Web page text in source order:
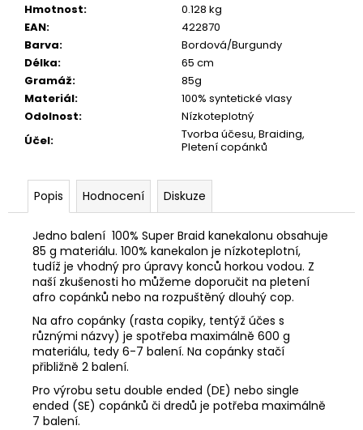
Hmotnost:
0.128 kg
EAN:
422870
Barva:
Bordová/Burgundy
Délka:
65 cm
Gramáž:
85g
Materiál:
100% syntetické vlasy
Odolnost:
Nízkoteplotný
Účel:
Tvorba účesu, Braiding,
Pletení copánků
Popis Hodnocení Diskuze
Jedno balení 100% Super Braid kanekalonu obsahuje
85 g materiálu. 100% kanekalon je nízkoteplotní,
tudíž je vhodný pro úpravy konců horkou vodou. Z
naší zkušenosti ho můžeme doporučit na pletení
afro copánků nebo na rozpuštěný dlouhý cop.
Na afro copánky (rasta copiky, tentýž účes s
různými názvy) je spotřeba maximálně 600 g
materiálu, tedy 6-7 balení. Na copánky stačí
přibližně 2 balení.
Pro výrobu setu double ended (DE) nebo single
ended (SE) copánků či dredů je potřeba maximálně
7 balení.